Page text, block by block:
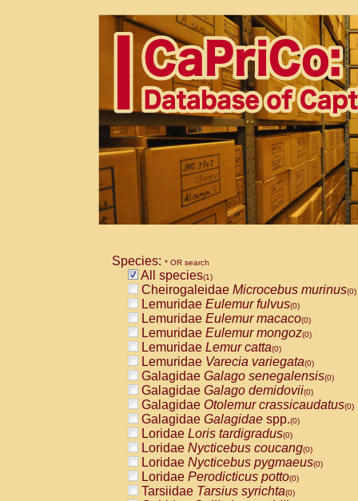
Species: * OR search
All species(1)
Cheirogaleidae Microcebus murinus(0)
Lemuridae Eulemur fulvus(0)
Lemuridae Eulemur macaco(0)
Lemuridae Eulemur mongoz(0)
Lemuridae Lemur catta(0)
Lemuridae Varecia variegata(0)
Galagidae Galago senegalensis(0)
Galagidae Galago demidovii(0)
Galagidae Otolemur crassicaudatus(0)
Galagidae Galagidae spp.(0)
Loridae Loris tardigradus(0)
Loridae Nycticebus coucang(0)
Loridae Nycticebus pygmaeus(0)
Loridae Perodicticus potto(0)
Tarsiidae Tarsius syrichta(0)